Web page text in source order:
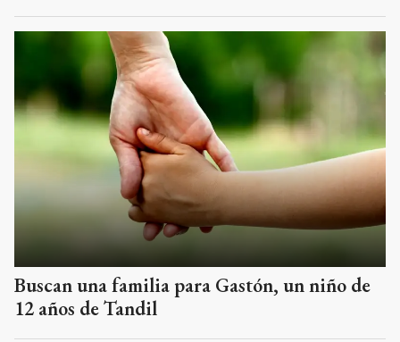
Buscan una familia para Gastón, un niño de
12 años de Tandil